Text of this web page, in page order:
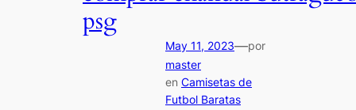
psg
May 11, 2023—por
master
en Camisetas de
Futbol Baratas